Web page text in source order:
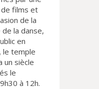
films et
de la
la danse,
en
le temple
un siècle
le
à 12h.